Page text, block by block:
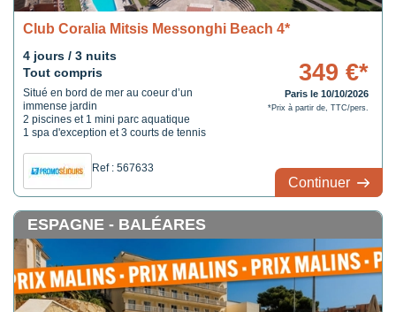
Club Coralia Mitsis Messonghi Beach 4*
4 jours / 3 nuits
Tout compris
Situé en bord de mer au coeur d’un
immense jardin
2 piscines et 1 mini parc aquatique
1 spa d'exception et 3 courts de tennis
Ref : 567633
349 €*
Paris le 10/10/2026
*Prix à partir de, TTC/pers.
Continuer
ESPAGNE - BALÉARES